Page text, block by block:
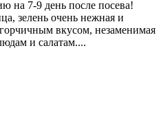
на 7-9 день после посева!
зелень очень нежная и
вкусом, незаменимая
и салатам....